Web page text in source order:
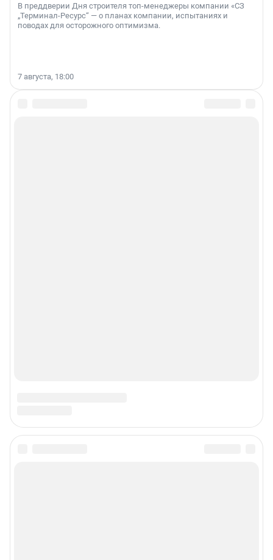
В преддверии Дня строителя топ-менеджеры компании «СЗ
„Терминал-Ресурс“ — о планах компании, испытаниях и
поводах для осторожного оптимизма.
7 августа, 18:00